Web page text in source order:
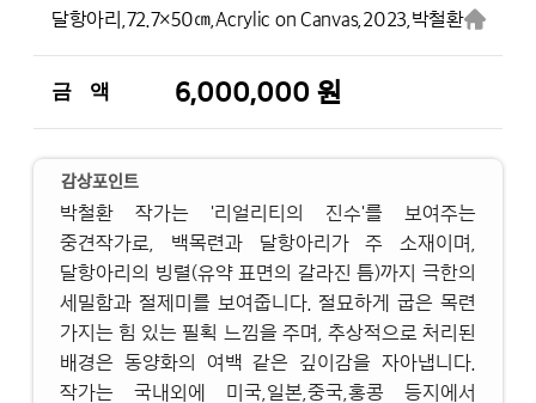
달항아리, 72.7×50㎝, Acrylic on Canvas, 2023, 박철환
금 액 6,000,000 원
감상포인트
박철환 작가는 '리얼리티의 진수'를 보여주는
중견작가로, 백목련과 달항아리가 주 소재이며,
달항아리의 빙렬(유약 표면의 갈라진 틈)까지 극한의
세밀함과 절제미를 보여줍니다. 절묘하게 굽은 목련
가지는 힘 있는 필획 느낌을 주며, 추상적으로 처리된
배경은 동양화의 여백 같은 깊이감을 자아냅니다.
작가는 국내외에 미국,일본,중국,홍콩 등지에서